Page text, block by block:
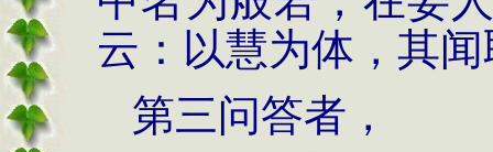
云：以慧为体，其
第三问答者，